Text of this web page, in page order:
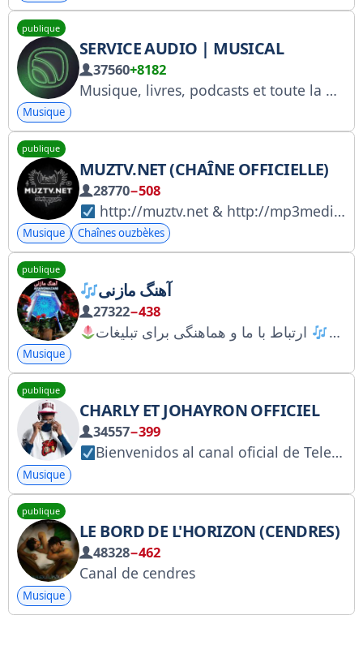
publique
SERVICE AUDIO | MUSICAL
37560+8182
Musique, livres, podcasts et toute la magie du son dans une seule application. Assistance technique : @zvuk_support_bot Version web : https://zvuk.com Numéro d’enregistrement Roskomnadzor (RKN) : 6965434055
Musique
publique
MUZTV.NET (CHAÎNE OFFICIELLE)
28770−508
http://muztv.net & http://mp3media.net » Saytining Rasmiy Kanali.
Musique Chaînes ouzbèkes
publique
آهنگ مازنی
27322−438
ارتباط با ما و هماهنگی برای تبلیغات
Musique
publique
CHARLY ET JOHAYRON OFFICIEL
34557−399
Bienvenidos al canal oficial de Telegram de:
Musique
publique
LE BORD DE L'HORIZON (CENDRES)
48328−462
Canal de cendres
Musique